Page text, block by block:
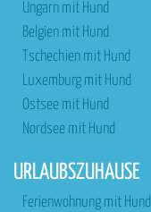
Ungarn mit Hund
Belgien mit Hund
Tschechien mit Hund
Luxemburg mit Hund
Ostsee mit Hund
Nordsee mit Hund
URLAUBSZUHAUSE
Ferienwohnung mit Hund